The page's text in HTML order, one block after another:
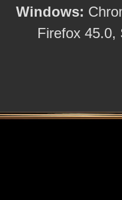
Windows:
Firefox 45.0,